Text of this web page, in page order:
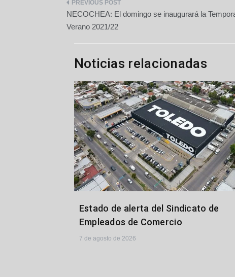
Navegación
de
entradas
NECOCHEA: El domingo se inaugurará la
Verano 2021/22
Noticias relacionadas
Estado de alerta del Sindicato de
Empleados de Comercio
7 de agosto de 2026